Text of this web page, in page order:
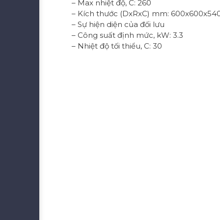
– Max nhiệt độ, C: 260
– Kích thước (DxRxC) mm:
– Sự hiện diện của đối lưu
– Công suất định mức, kW: 3.3
– Nhiệt độ tối thiểu, C: 30